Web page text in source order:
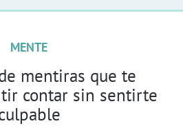
MENTE
mentiras que te
contar sin sentirte